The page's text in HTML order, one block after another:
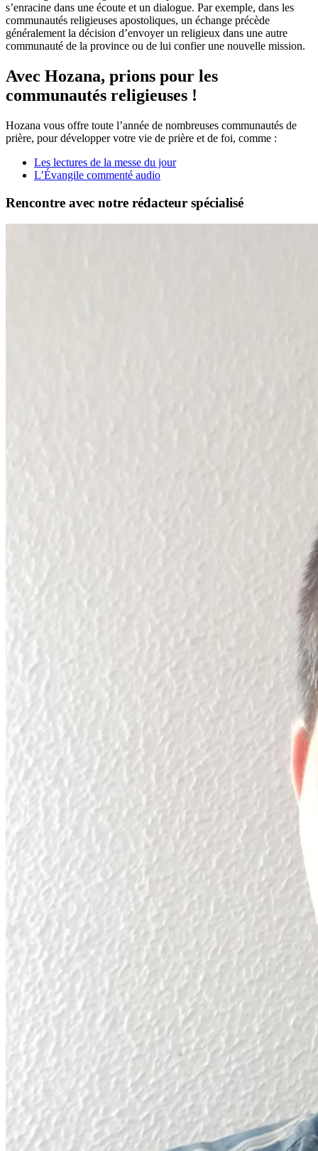
s’enracine dans une écoute et un dialogue. Par exemple, dans les
communautés religieuses apostoliques, un échange précède
généralement la décision d’envoyer un religieux dans une autre
communauté de la province ou de lui confier une nouvelle mission.
Avec Hozana, prions pour les
communautés religieuses !
Hozana vous offre toute l’année de nombreuses communautés de
prière, pour développer votre vie de prière et de foi, comme :
Les lectures de la messe du jour
L’Évangile commenté audio
Rencontre avec notre rédacteur spécialisé